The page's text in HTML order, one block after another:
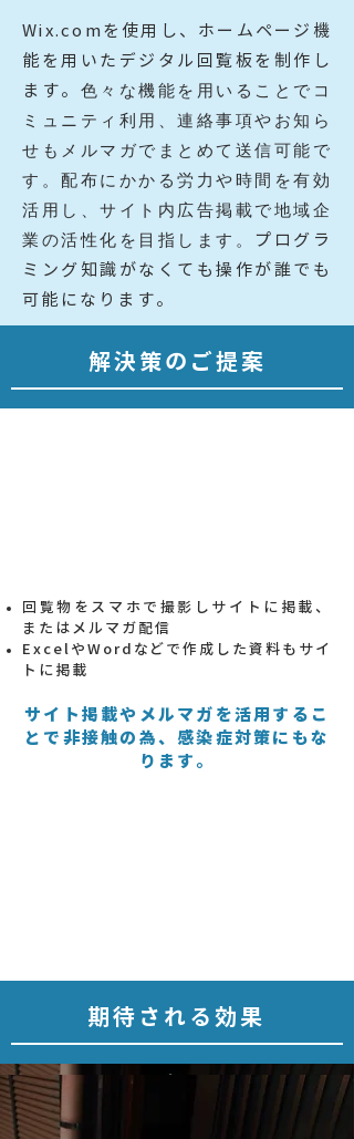
Wix.comを使用し、ホームページ機
能を用いたデジタル回覧板を制作し
ます。 色々な機能を用いることでコ
ミュニティ利用、連絡事項やお知ら
せもメルマガでまとめて送信可能で
す。配布にかかる労力や時間を有効
活用し、サイト内広告掲載で地域企
業の活性化を目指します。
プログラ
ミング知識がなくても操作が誰でも
可能になります。
解決策のご提案
回覧物をスマホで撮影しサイトに掲載、
またはメルマガ配信
ExcelやWordなどで作成した資料もサイ
トに掲載
サイト掲載やメルマガを活用するこ
とで非接触の為、感染症対策にもな
ります。
期待される効果